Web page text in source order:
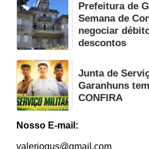
Prefeitura de
Semana de
negociar
descontos
Junta de
Garanhuns
CONFIRA
Nosso E-mail:
valeriogus@gmail.com